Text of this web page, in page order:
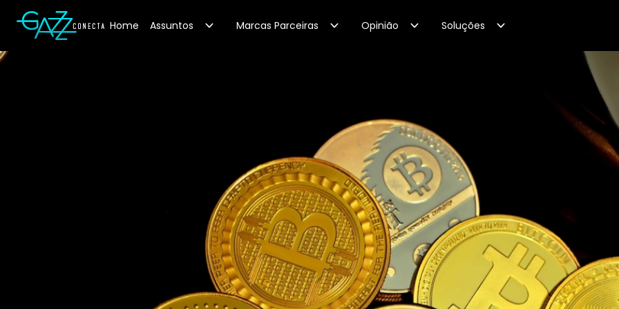
Your Company Home Assuntos Marcas Parceiras Opinião Soluções